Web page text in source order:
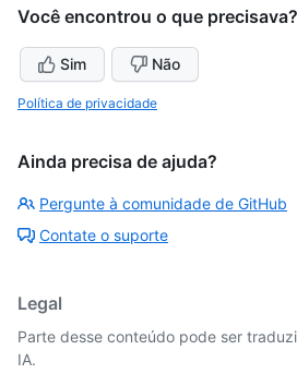
Você encontrou o que precisava?
Sim Não
Política de privacidade
Ainda precisa de ajuda?
Pergunte à comunidade de GitHub
Contate o suporte
Legal
Parte desse conteúdo pode ser
IA.